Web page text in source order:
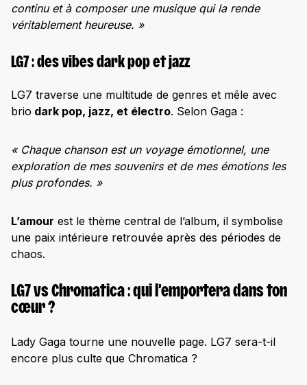
continu et à composer une musique qui la rende
véritablement heureuse. »
LG7 : des vibes dark pop et jazz
LG7 traverse une multitude de genres et mêle avec
brio dark pop, jazz, et électro. Selon Gaga :
« Chaque chanson est un voyage émotionnel, une
exploration de mes souvenirs et de mes émotions les
plus profondes. »
L’amour est le thème central de l’album, il symbolise
une paix intérieure retrouvée après des périodes de
chaos.
LG7 vs Chromatica : qui l’emportera dans ton
cœur ?
Lady Gaga tourne une nouvelle page. LG7 sera-t-il
encore plus culte que Chromatica ?